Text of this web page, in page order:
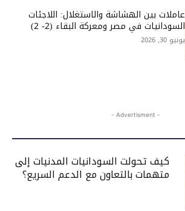
عاملات بين الهشاشة والاستغلال: اللاجئات
السودانيات في مصر ومعركة البقاء (2- 2)
يونيو 30, 2026
- Advertisment -
كيف تحولت السودانيات المدنيات إلى
متهمات بالتعاون مع الدعم السريع؟